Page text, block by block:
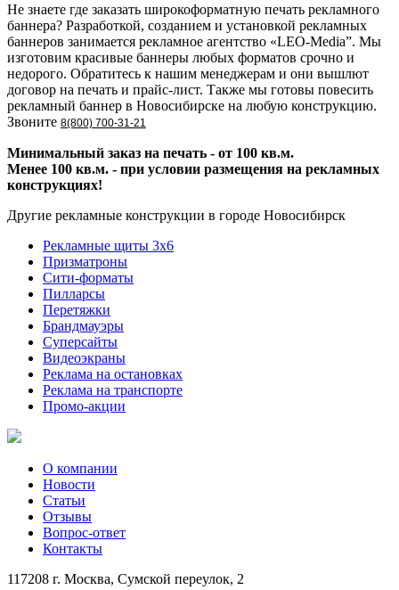
Не знаете где заказать широкоформатную печать рекламного
баннера? Разработкой, созданием и установкой рекламных
баннеров занимается рекламное агентство «LEO-Media”. Мы
изготовим красивые баннеры любых форматов срочно и
недорого. Обратитесь к нашим менеджерам и они вышлют
договор на печать и прайс-лист. Также мы готовы повесить
рекламный баннер в Новосибирске на любую конструкцию.
Звоните 8(800) 700-31-21
Минимальный заказ на печать - от 100 кв.м.
Менее 100 кв.м. - при условии размещения на рекламных
конструкциях!
Другие рекламные конструкции в городе Новосибирск
Рекламные щиты 3х6
Призматроны
Сити-форматы
Пилларсы
Перетяжки
Брандмауэры
Суперсайты
Видеоэкраны
Реклама на остановках
Реклама на транспорте
Промо-акции
О компании
Новости
Статьи
Отзывы
Вопрос-ответ
Контакты
117208 г. Москва, Сумской переулок, 2